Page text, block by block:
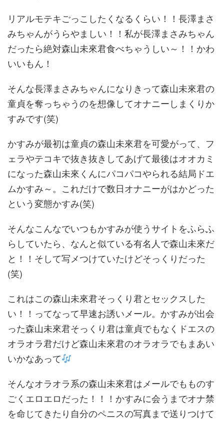
リアルモテキごっこしたくなるくらい！！長澤まさ
みちゃんがうらやましい！！私が長澤まさみちゃん
だったら絶対森山未來君食べちゃうしい～！！かわ
いいもん！
そんな長澤まさみちゃんになりきって森山未來君の
童貞を奪っちゃうのを想像してオナニーしまくりか
すみです(笑)
かすみが最初は童貞の森山未來君を可愛がって、フ
ェラやテコキで抜き抜きしてあげて最後はオオカミ
になった森山未來くんにパコパコやられる結局ドエ
ムかすみ～。これだけで数日オナニーがはかどった
という変態かすみ(笑)
そんなこんなでいつもかすみが使うサイトをふらふ
らしていたら、なんと似ている有名人で森山未來だ
と！！そして写メつけていたけどそっくりだった
(笑)
これはこの森山未來君そっくり君とセックスした
い！！ってなって早速お誘いメール。かすみが出会
った森山未來君そっくり君は童貞でもなくドエスの
オラオラ君だけど森山未來君のオラオラでもまあい
いかなあって
そんなオラオラ系の森山未來君はメールでもものす
ごくエロエロだった！！！かすみに会うまでオナ禁
を命じてきたり自分のペニスの写真まで送りつけて